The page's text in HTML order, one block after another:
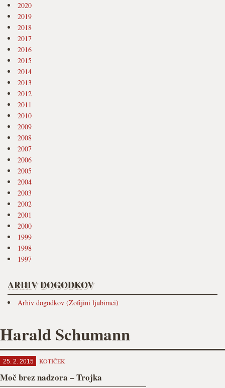
2020
2019
2018
2017
2016
2015
2014
2013
2012
2011
2010
2009
2008
2007
2006
2005
2004
2003
2002
2001
2000
1999
1998
1997
ARHIV DOGODKOV
Arhiv dogodkov (Zofijini ljubimci)
Harald Schumann
25. 2. 2015 KOTIČEK
Moč brez nadzora – Trojka